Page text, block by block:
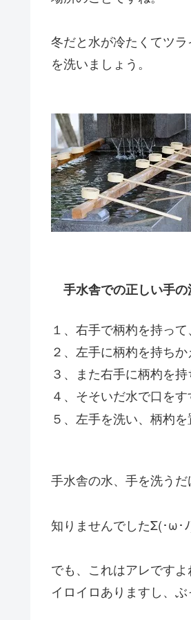
冬だと水が冷たくてツ
を洗いましょう。
手水舎での正しい手
１、右手で柄杓を持っ
２、左手に柄杓を持ち
３、また右手に柄杓を
４、そそいだ水で口を
５、左手を洗い、柄杓を
手水舎の水、手を洗うだ
知りませんでしたΣ(･ω･ﾉ
でも、これはアレです
イロイロありますし、